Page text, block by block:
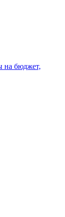
на бюджет,